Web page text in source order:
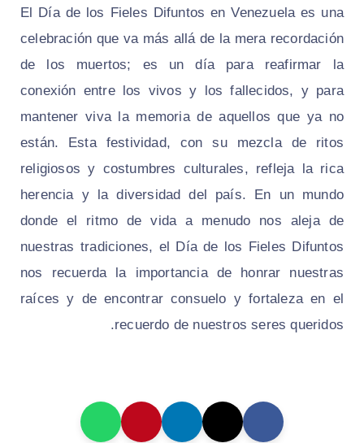
El Día de los Fieles Difuntos en Venezuela es una
celebración que va más allá de la mera recordación
de los muertos; es un día para reafirmar la
conexión entre los vivos y los fallecidos, y para
mantener viva la memoria de aquellos que ya no
están. Esta festividad, con su mezcla de ritos
religiosos y costumbres culturales, refleja la rica
herencia y la diversidad del país. En un mundo
donde el ritmo de vida a menudo nos aleja de
nuestras tradiciones, el Día de los Fieles Difuntos
nos recuerda la importancia de honrar nuestras
raíces y de encontrar consuelo y fortaleza en el
recuerdo de nuestros seres queridos.